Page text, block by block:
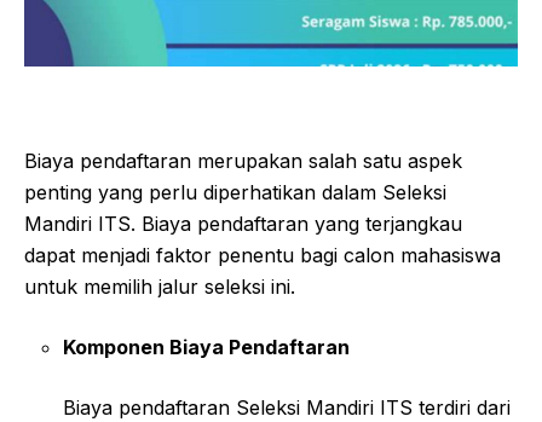
Biaya pendaftaran merupakan salah satu aspek
penting yang perlu diperhatikan dalam Seleksi
Mandiri ITS. Biaya pendaftaran yang terjangkau
dapat menjadi faktor penentu bagi calon mahasiswa
untuk memilih jalur seleksi ini.
Komponen Biaya Pendaftaran
Biaya pendaftaran Seleksi Mandiri ITS terdiri dari